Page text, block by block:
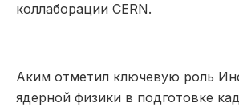
коллаборации CERN.
Аким отметил ключевую роль
ядерной физики в подготовке